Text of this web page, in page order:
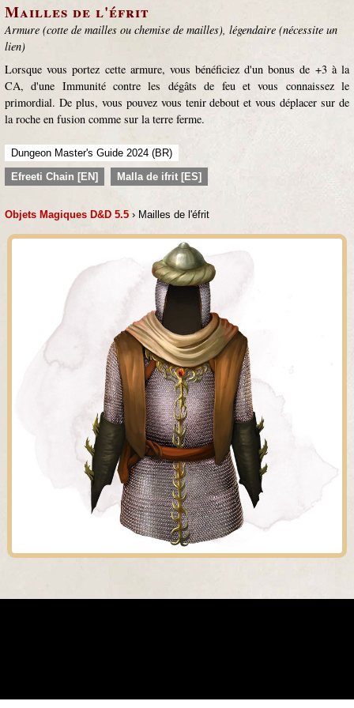
Mailles de l'éfrit
Armure (cotte de mailles ou chemise de mailles), légendaire (nécessite un
lien)
Lorsque vous portez cette armure, vous bénéficiez d'un bonus de +3 à la
CA, d'une Immunité contre les dégâts de feu et vous connaissez le
primordial. De plus, vous pouvez vous tenir debout et vous déplacer sur de
la roche en fusion comme sur la terre ferme.
Dungeon Master's Guide 2024 (BR)
Efreeti Chain [EN]
Malla de ifrit [ES]
Objets Magiques D&D 5.5 › Mailles de l'éfrit